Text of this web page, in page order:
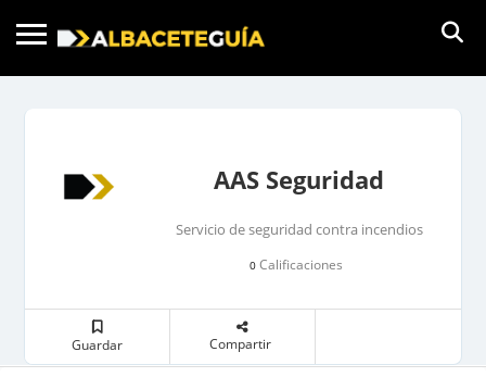
AAS Seguridad
Servicio de seguridad contra incendios
0Calificaciones
Guardar Compartir